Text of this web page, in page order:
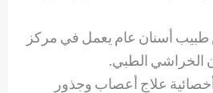
طبيب أسنان عام يعمل في مركز
الخراشي الطبي.
علاج أعصاب وجذور